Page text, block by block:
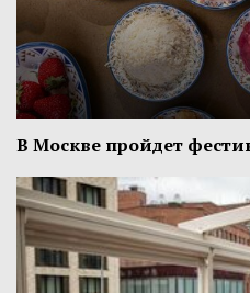
В Москве пройдет